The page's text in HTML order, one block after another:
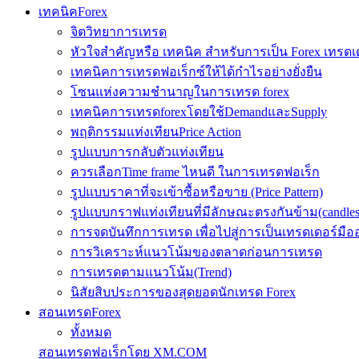
เทคนิคForex
จิตวิทยาการเทรด
หัวใจสำคัญหรือ เทคนิค สำหรับการเป็น Forex เทรดเ
เทคนิคการเทรดฟอเร็กซ์ให้ได้กำไรอย่างยั่งยืน
โซนแห่งความชำนาญในการเทรด forex
เทคนิคการเทรดforexโดยใช้DemandและSupply
พฤติกรรมแท่งเทียนPrice Action
รูปแบบการกลับตัวแท่งเทียน
ควรเลือกTime frame ไหนดี ในการเทรดฟอเร็ก
รูปแบบราคาที่จะเข้าซื้อหรือขาย (Price Pattern)
รูปแบบกราฟแท่งเทียนที่มีลักษณะตรงกันข้าม
การจดบันทึกการเทรด เพื่อไปสู่การเป็นเทรดเดอร์มื
การวิเคราะห์แนวโน้มของตลาดก่อนการเทรด
การเทรดตามแนวโน้ม(Trend)
นิสัยสิบประการของสุดยอดนักเทรด Forex
สอนเทรดForex
ทั้งหมด
สอนเทรดฟอเร็กโดย XM.COM